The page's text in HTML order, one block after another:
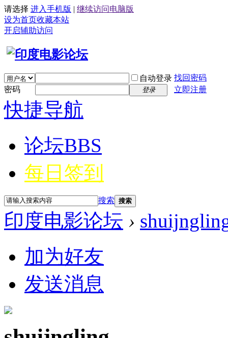
请选择 进入手机版 | 继续访问电脑版
设为首页收藏本站
开启辅助访问
自动登录 找回密码
密码
登录 立即注册
快捷导航
论坛BBS
每日签到
搜索 搜索
印度电影论坛 ›
加为好友
发送消息